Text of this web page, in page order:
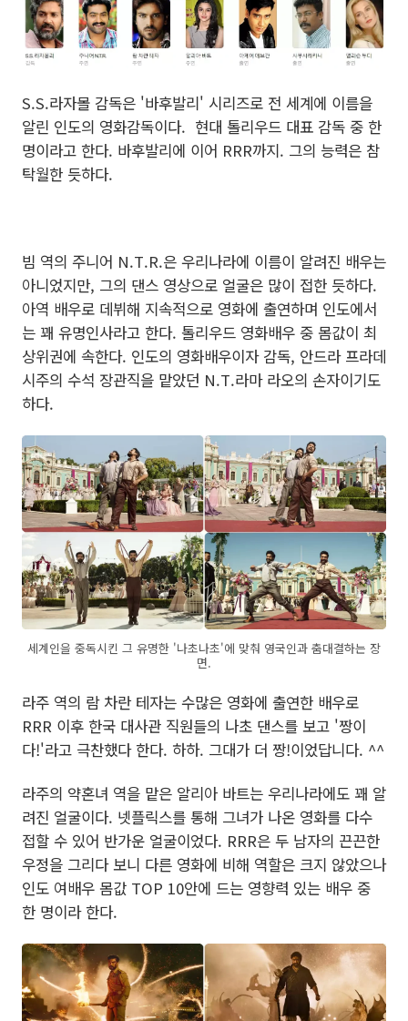
S.S.라자몰 감독은 '바후발리' 시리즈로 전 세계에 이름을
알린 인도의 영화감독이다. 현대 톨리우드 대표 감독 중 한
명이라고 한다. 바후발리에 이어 RRR까지. 그의 능력은 참
탁월한 듯하다.
빔 역의 주니어 N.T.R.은 우리나라에 이름이 알려진 배우는
아니었지만, 그의 댄스 영상으로 얼굴은 많이 접한 듯하다.
아역 배우로 데뷔해 지속적으로 영화에 출연하며 인도에서
는 꽤 유명인사라고 한다. 톨리우드 영화배우 중 몸값이 최
상위권에 속한다. 인도의 영화배우이자 감독, 안드라 프라데
시주의 수석 장관직을 맡았던 N.T.라마 라오의 손자이기도
하다.
세계인을 중독시킨 그 유명한 '나초나초'에 맞춰 영국인과 춤대결하는 장
면.
라주 역의 람 차란 테자는 수많은 영화에 출연한 배우로
RRR 이후 한국 대사관 직원들의 나초 댄스를 보고 '짱이
다!'라고 극찬했다 한다. 하하. 그대가 더 짱!이었답니다. ^^
라주의 약혼녀 역을 맡은 알리아 바트는 우리나라에도 꽤 알
려진 얼굴이다. 넷플릭스를 통해 그녀가 나온 영화를 다수
접할 수 있어 반가운 얼굴이었다. RRR은 두 남자의 끈끈한
우정을 그리다 보니 다른 영화에 비해 역할은 크지 않았으나
인도 여배우 몸값 TOP 10안에 드는 영향력 있는 배우 중
한 명이라 한다.